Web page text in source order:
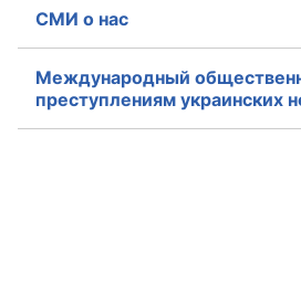
СМИ о нас
Международный
преступлениям украинских